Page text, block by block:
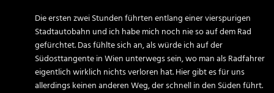
Die ersten zwei Stunden führten entlang einer vierspurigen
Stadtautobahn und ich habe mich noch nie so auf dem Rad
gefürchtet. Das fühlte sich an, als würde ich auf der
Südosttangente in Wien unterwegs sein, wo man als Radfahrer
eigentlich wirklich nichts verloren hat. Hier gibt es für uns
allerdings keinen anderen Weg, der schnell in den Süden führt.